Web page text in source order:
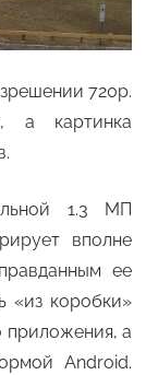
720p.
а картинка
1.3 МП
вполне
ее
«из коробки»
приложения, а
Android.